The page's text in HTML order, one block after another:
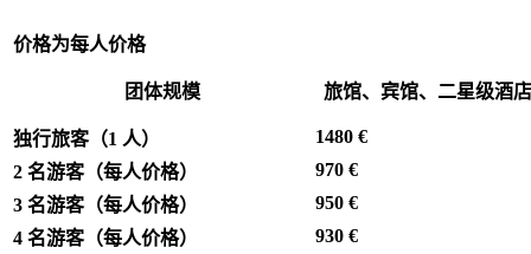
价格为每人价格
团体规模 旅馆、宾馆、二星级酒店
独行旅客（1 人）
1480 €
2 名游客（每人价格）
970 €
3 名游客（每人价格）
950 €
4 名游客（每人价格）
930 €